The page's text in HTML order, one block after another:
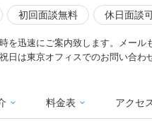
初回面談無料 休日面談
を迅速にご案内致します。メー
日は東京オフィスでのお問い合わ
料金表 アクセ